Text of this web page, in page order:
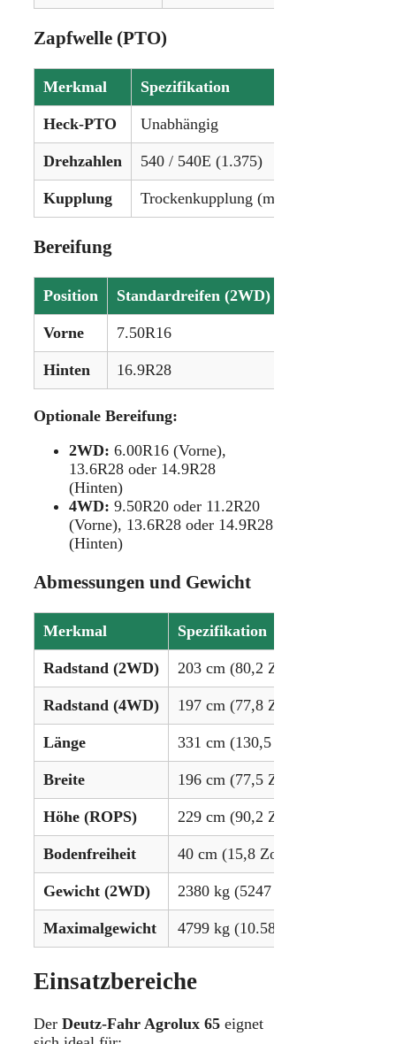
Zapfwelle (PTO)
Merkmal Spezifikation
Heck-PTO Unabhängig
Drehzahlen 540 / 540E (1.375)
Kupplung Trockenkupplung (mechanisch)
Bereifung
Position Standardreifen (2WD)
Vorne 7.50R16
Hinten 16.9R28
Optionale Bereifung:
2WD: 6.00R16 (Vorne),
13.6R28 oder 14.9R28
(Hinten)
4WD: 9.50R20 oder 11.2R20
(Vorne), 13.6R28 oder 14.9R28
(Hinten)
Abmessungen und Gewicht
Merkmal Spezifikation
Radstand (2WD) 203 cm (80,2 Zoll)
Radstand (4WD) 197 cm (77,8 Zoll)
Länge 331 cm (130,5 Zoll)
Breite 196 cm (77,5 Zoll)
Höhe (ROPS) 229 cm (90,2 Zoll)
Bodenfreiheit 40 cm (15,8 Zoll)
Gewicht (2WD) 2380 kg (5247 lbs)
Maximalgewicht 4799 kg (10.580 lbs)
Einsatzbereiche
Der Deutz-Fahr Agrolux 65 eignet